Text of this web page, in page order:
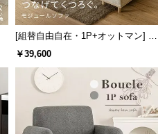
[組替自由自在・1P+オットマン] モ
ジュールソファ アームレス 天然木
￥39,600